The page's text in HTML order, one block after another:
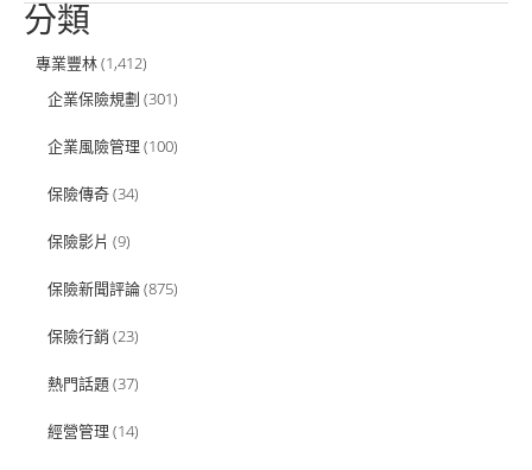
分類
專業豐林(1,412)
企業保險規劃 (301)
企業風險管理 (100)
保險傳奇(34)
保險影片 (9)
保險新聞評論(875)
保險行銷 (23)
熱門話題(37)
經營管理 (14)